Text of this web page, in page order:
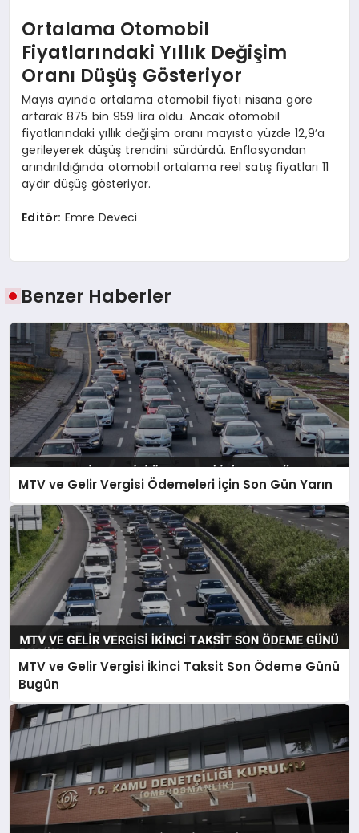
Ortalama Otomobil
Fiyatlarındaki Yıllık Değişim
Oranı Düşüş Gösteriyor
Mayıs ayında ortalama otomobil fiyatı nisana göre
artarak 875 bin 959 lira oldu. Ancak otomobil
fiyatlarındaki yıllık değişim oranı mayısta yüzde 12,9’a
gerileyerek düşüş trendini sürdürdü. Enflasyondan
arındırıldığında otomobil ortalama reel satış fiyatları 11
aydır düşüş gösteriyor.
Editör: Emre Deveci
Benzer Haberler
MTV ve Gelir Vergisi Ödemeleri İçin Son Gün Yarın
MTV ve Gelir Vergisi İkinci Taksit Son Ödeme Günü
Bugün